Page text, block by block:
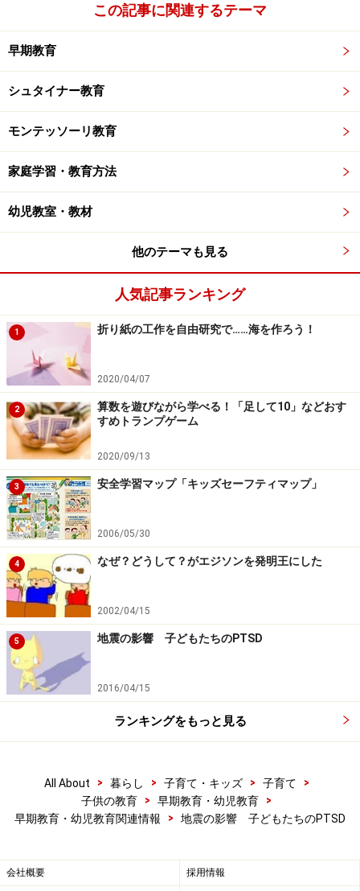
この記事に関連するテーマ
早期教育
シュタイナー教育
モンテッソーリ教育
家庭学習・教育方法
幼児教室・教材
他のテーマも見る
人気記事ランキング
1 折り紙の工作を自由研究で……海を作ろう！
2020/04/07
2
算数を遊びながら学べる！「足して10」などおす
すめトランプゲーム
2020/09/13
3 安全学習マップ「キッズセーフティマップ」
2006/05/30
4 なぜ？どうして？がエジソンを発明王にした
2002/04/15
5 地震の影響 子どもたちのPTSD
2016/04/15
ランキングをもっと見る
All About > 暮らし > 子育て・キッズ > 子育て
>
子供の教育
> 早期教育・幼児教育
>
早期教育・幼児教育関連情報
> 地震の影響 子どもたちのPTSD
会社概要 採用情報